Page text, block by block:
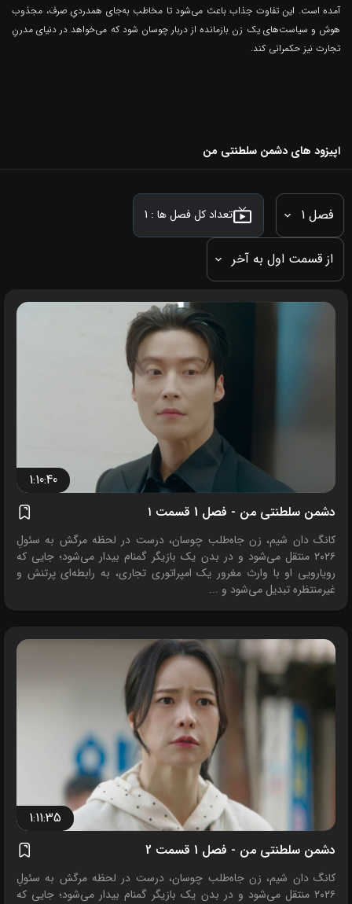
آمده است. این تفاوت جذاب باعث می‌شود تا مخاطب به‌جای همدردیِ صرف، مجذوب
هوش و سیاست‌های یک زن بازمانده از دربار چوسان شود که می‌خواهد در دنیای مدرنِ
تجارت نیز حکمرانی کند.
اپیزود های دشمن سلطنتی من
فصل 1 تعداد کل فصل ها : 1
از قسمت اول به آخر
1:10:40
دشمن سلطنتی من - فصل 1 قسمت ۱
کانگ دان شیم، زن جاه‌طلب چوسان، درست در لحظه مرگش به سئولِ
۲۰۲۶ منتقل می‌شود و در بدن یک بازیگر گمنام بیدار می‌شود؛ جایی که
رویارویی او با وارث مغرور یک امپراتوری تجاری، به رابطه‌ای پرتنش و
غیرمنتظره تبدیل می‌شود و ...
1:11:35
دشمن سلطنتی من - فصل 1 قسمت 2
کانگ دان شیم، زن جاه‌طلب چوسان، درست در لحظه مرگش به سئولِ
۲۰۲۶ منتقل می‌شود و در بدن یک بازیگر گمنام بیدار می‌شود؛ جایی که